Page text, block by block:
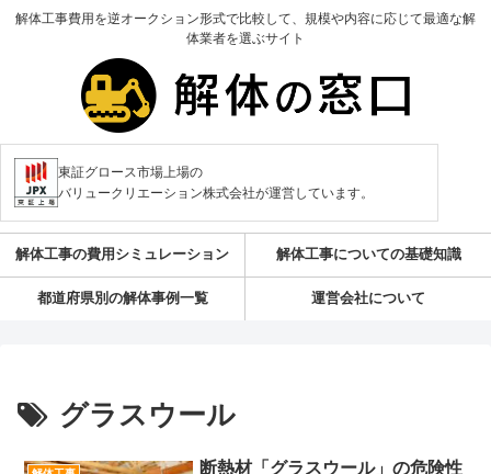
解体工事費用を逆オークション形式で比較して、規模や内容に応じて最適な解
体業者を選ぶサイト
東証グロース市場上場の
バリュークリエーション株式会社が運営しています。
解体工事の費用シミュレーション 解体工事についての基礎知識
都道府県別の解体事例一覧 運営会社について
グラスウール
断熱材「グラスウール」の危険性